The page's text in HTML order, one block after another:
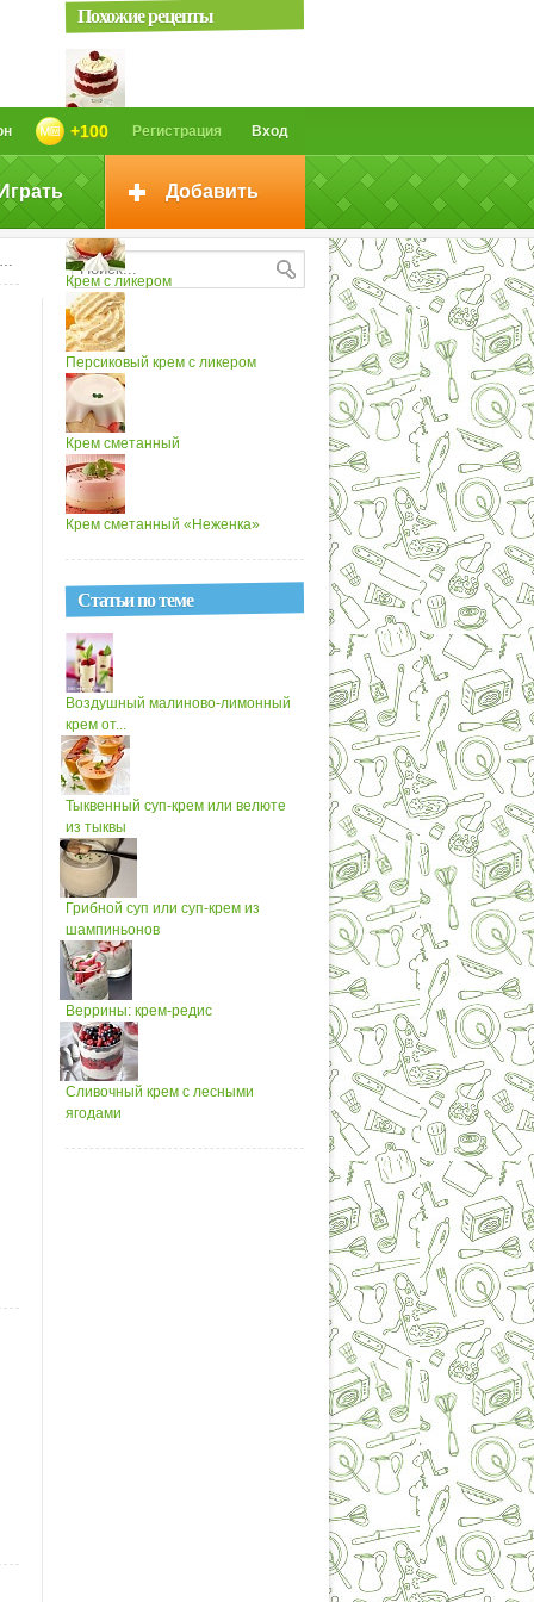
Вход
Регистрация
+100
Добавить
Похожие рецепты
Саксонский пирог с яичным...
Крем с ликером
Персиковый крем с ликером
Крем сметанный
Крем сметанный «Неженка»
Статьи по теме
Воздушный малиново-лимонный
крем от...
Тыквенный суп-крем или велюте
из тыквы
Грибной суп или суп-крем из
шампиньонов
Веррины: крем-редис
Сливочный крем с лесными
ягодами